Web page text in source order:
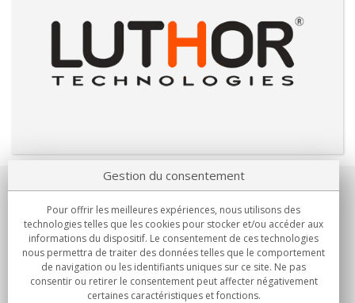
Notre société
Engagements
Achats
Gestion du consentement
Pour offrir les meilleures expériences, nous utilisons des
technologies telles que les cookies pour stocker et/ou accéder aux
informations du dispositif. Le consentement de ces technologies
nous permettra de traiter des données telles que le comportement
de navigation ou les identifiants uniques sur ce site. Ne pas
consentir ou retirer le consentement peut affecter négativement
certaines caractéristiques et fonctions.